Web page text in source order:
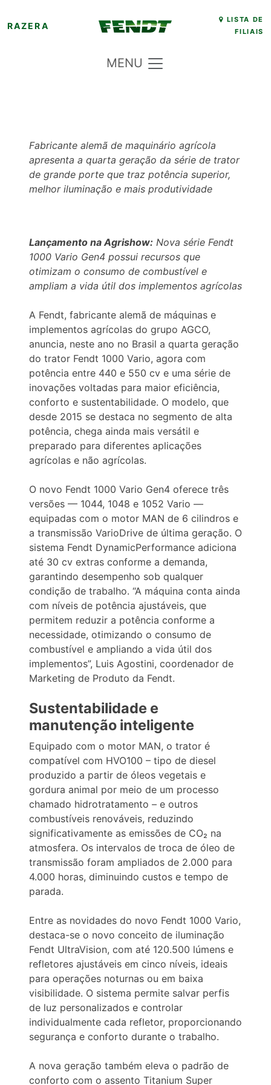
Skip
RAZERA
LISTA DE
FILIAIS
MENU
Fabricante alemã de maquinário agrícola
apresenta a quarta geração da série de trator
de grande porte que traz potência superior,
melhor iluminação e mais produtividade
Lançamento na Agrishow: Nova série Fendt
1000 Vario Gen4 possui recursos que
otimizam o consumo de combustível e
ampliam a vida útil dos implementos agrícolas
A Fendt, fabricante alemã de máquinas e
implementos agrícolas do grupo AGCO,
anuncia, neste ano no Brasil a quarta geração
do trator Fendt 1000 Vario, agora com
potência entre 440 e 550 cv e uma série de
inovações voltadas para maior eficiência,
conforto e sustentabilidade. O modelo, que
desde 2015 se destaca no segmento de alta
potência, chega ainda mais versátil e
preparado para diferentes aplicações
agrícolas e não agrícolas.
O novo Fendt 1000 Vario Gen4 oferece três
versões — 1044, 1048 e 1052 Vario —
equipadas com o motor MAN de 6 cilindros e
a transmissão VarioDrive de última geração. O
sistema Fendt DynamicPerformance adiciona
até 30 cv extras conforme a demanda,
garantindo desempenho sob qualquer
condição de trabalho. “A máquina conta ainda
com níveis de potência ajustáveis, que
permitem reduzir a potência conforme a
necessidade, otimizando o consumo de
combustível e ampliando a vida útil dos
implementos”, Luis Agostini, coordenador de
Marketing de Produto da Fendt.
Sustentabilidade e
manutenção inteligente
Equipado com o motor MAN, o trator é
compatível com HVO100 – tipo de diesel
produzido a partir de óleos vegetais e
gordura animal por meio de um processo
chamado hidrotratamento – e outros
combustíveis renováveis, reduzindo
significativamente as emissões de CO₂ na
atmosfera. Os intervalos de troca de óleo de
transmissão foram ampliados de 2.000 para
4.000 horas, diminuindo custos e tempo de
parada.
Entre as novidades do novo Fendt 1000 Vario,
destaca-se o novo conceito de iluminação
Fendt UltraVision, com até 120.500 lúmens e
refletores ajustáveis em cinco níveis, ideais
para operações noturnas ou em baixa
visibilidade. O sistema permite salvar perfis
de luz personalizados e controlar
individualmente cada refletor, proporcionando
segurança e conforto durante o trabalho.
A nova geração também eleva o padrão de
conforto com o assento Titanium Super